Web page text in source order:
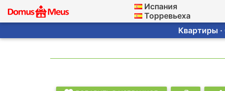
Испания
Торревьеха
Квартиры ·